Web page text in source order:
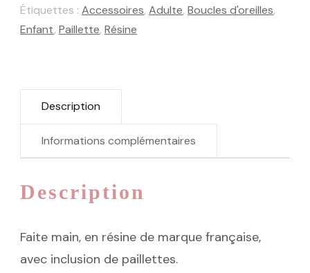
Étiquettes : Accessoires, Adulte, Boucles d'oreilles,
Enfant, Paillette, Résine
Description
Informations complémentaires
Description
Faite main, en résine de marque française,
avec inclusion de paillettes.